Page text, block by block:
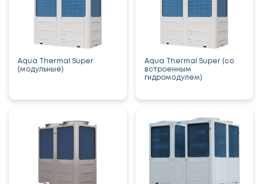
Aqua Thermal Super
(модульные)
Aqua Thermal Super (со
встроенным
гидромодулем)